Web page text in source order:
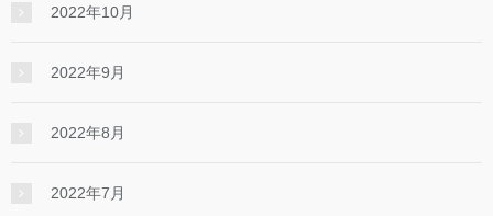
2022年10月
2022年9月
2022年8月
2022年7月